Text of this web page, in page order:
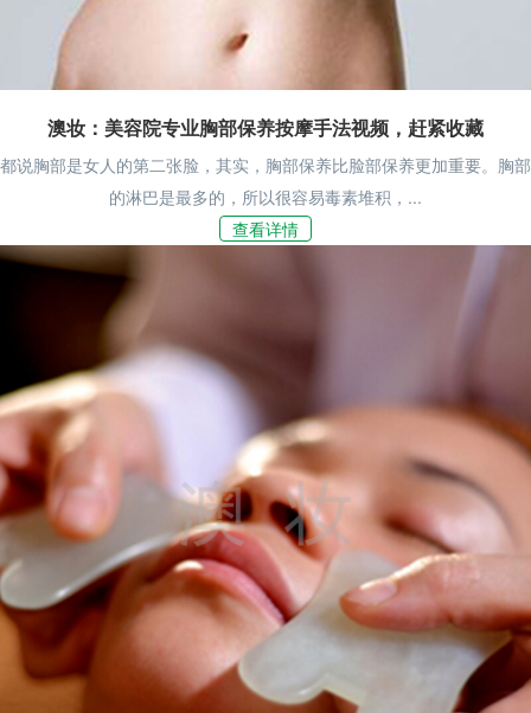
澳妆：美容院专业胸部保养按摩手法视频，赶紧收藏
都说胸部是女人的第二张脸，其实，胸部保养比脸部保养更加重要。胸部
的淋巴是最多的，所以很容易毒素堆积，...
查看详情